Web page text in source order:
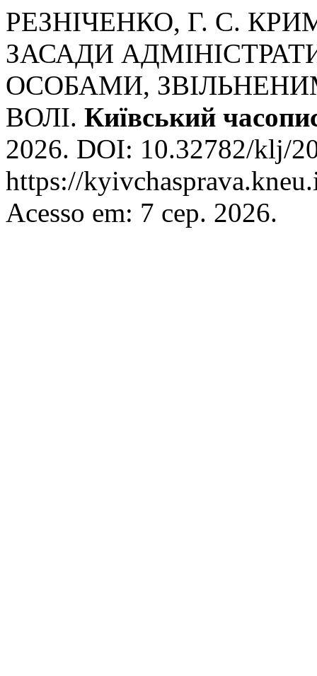
РЕЗНІЧЕНКО, Г. С.
ЗАСАДИ
ОСОБАМИ,
ВОЛІ. Київський
2026. DOI: 10.32782/klj/
https://
Acesso em: 7 сер. 2026.